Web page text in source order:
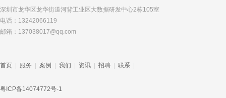
深圳市龙华区龙华街道河背工业区大数据研发中心2栋105室
电话：13242066119
邮箱：137038017@qq.com
首页 | 服务 | 案例 | 我们 | 资讯 | 招聘 | 联系 |
粤ICP备14074772号-1